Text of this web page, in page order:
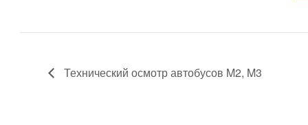
Технический осмотр автобусов M2, M3